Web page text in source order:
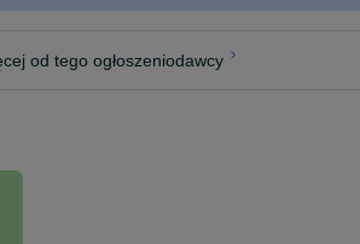
od tego ogłoszeniodawcy